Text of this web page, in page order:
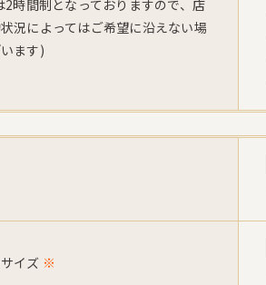
2時間制となっておりますので、店
況によってはご希望に沿えない場
ます)
イズ ※